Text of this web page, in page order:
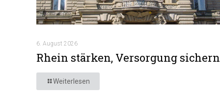
6. August 2026
Rhein stärken, Versorgung sichern
Weiterlesen